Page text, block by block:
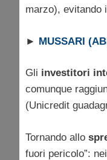
marzo), evitando
► MUSSARI
Gli investitori
comunque
(Unicredit
Tornando allo
fuori pericolo”: